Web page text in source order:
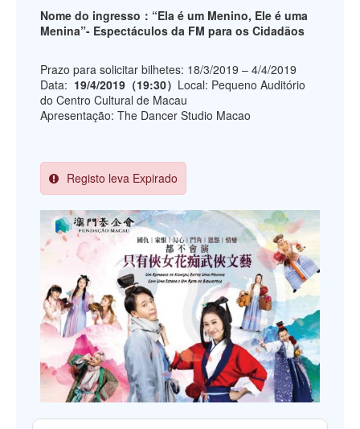
Nome do ingresso：“Ela é um Menino, Ele é uma
Menina”- Espectáculos da FM para os Cidadãos
Prazo para solicitar bilhetes: 18/3/2019 – 4/4/2019
Data: 19/4/2019（19:30） Local: Pequeno Auditório
do Centro Cultural de Macau
Apresentação: The Dancer Studio Macao
Registo leva Expirado